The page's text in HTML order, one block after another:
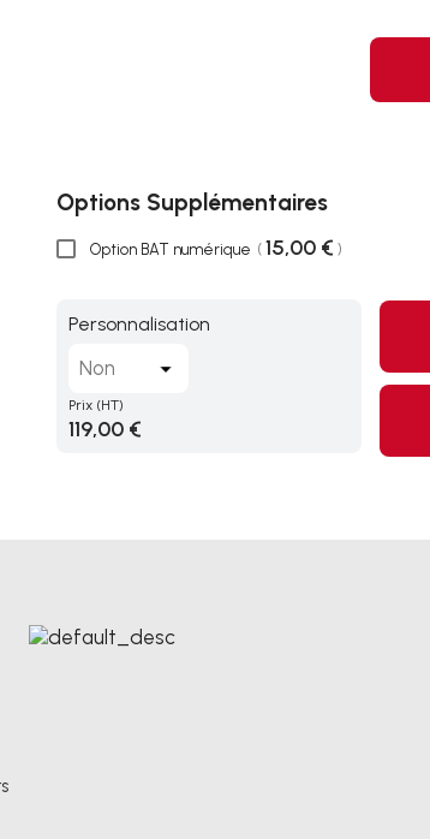
Options Supplémentaires
Option BAT numérique ( 15,00 € )
Personnalisation
Prix (HT)
119,00 €